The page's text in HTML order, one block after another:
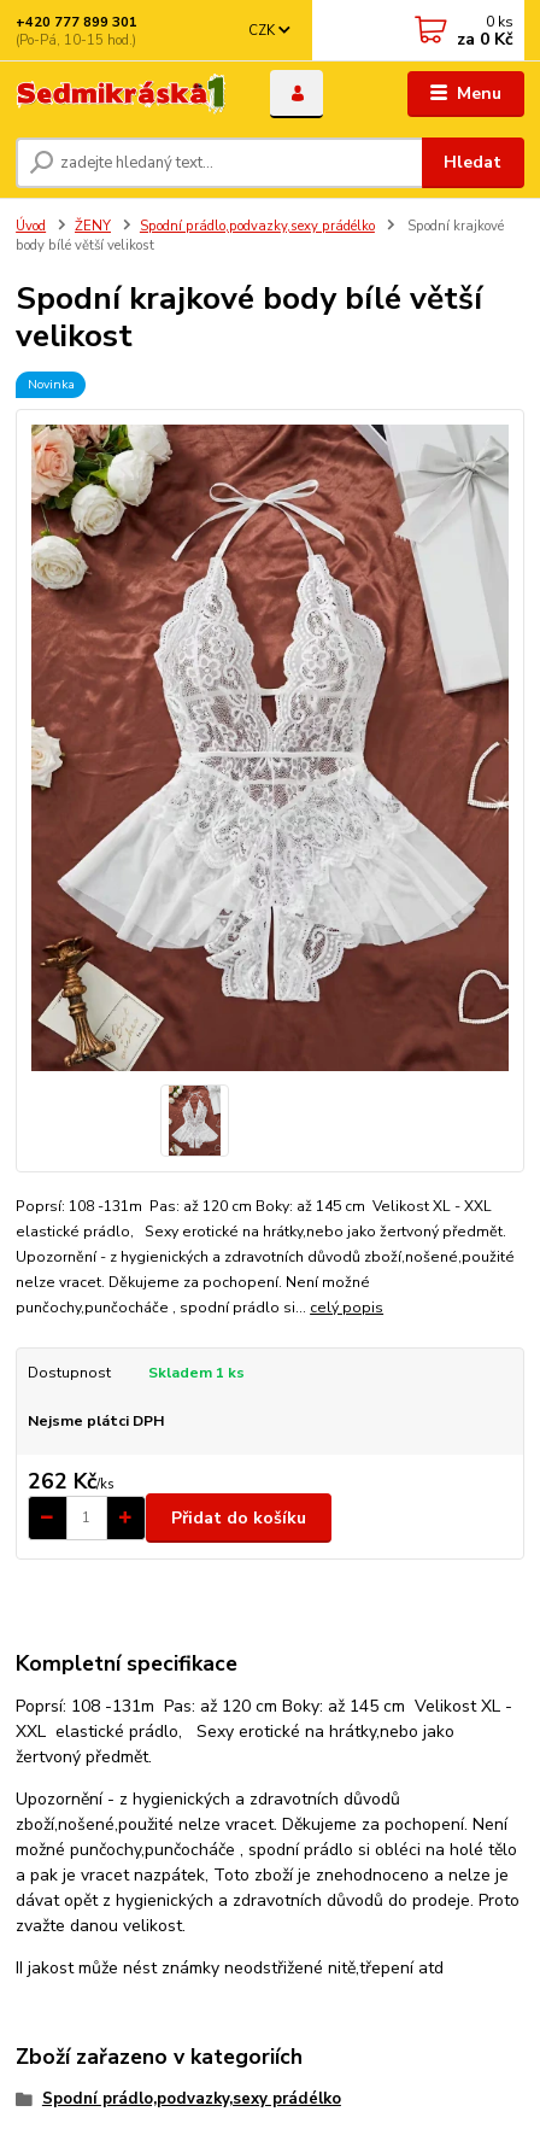
Menu
CZK
Hledat
+420 777 899 301
(Po-Pá, 10-15 hod.)
0 ks
za 0 Kč
Úvod ŽENY Spodní prádlo,podvazky,sexy prádélko
Spodní krajkové
body bílé větší velikost
Spodní krajkové body bílé větší
velikost
Novinka
Poprsí: 108 -131m Pas: až 120 cm Boky: až 145 cm Velikost XL - XXL
elastické prádlo, Sexy erotické na hrátky,nebo jako žertvoný předmět.
Upozornění - z hygienických a zdravotních důvodů zboží,nošené,použité
nelze vracet. Děkujeme za pochopení. Není možné
punčochy,punčocháče , spodní prádlo si... celý popis
Dostupnost Skladem 1 ks
Nejsme plátci DPH
262 Kč/ks
Přidat do košíku
Kompletní specifikace
Poprsí: 108 -131m Pas: až 120 cm Boky: až 145 cmVelikost XL -
XXL elastické prádlo, Sexy erotické na hrátky,nebo jako
žertvoný předmět.
Upozornění - z hygienických a zdravotních důvodů
zboží,nošené,použité nelze vracet. Děkujeme za pochopení. Není
možné punčochy,punčocháče , spodní prádlo si obléci na holé tělo
a pak je vracet nazpátek, Toto zboží je znehodnoceno a nelze je
dávat opět z hygienických a zdravotních důvodů do prodeje. Proto
zvažte danou velikost.
II jakost může nést známky neodstřižené nitě,třepení atd
Zboží zařazeno v kategoriích
Spodní prádlo,podvazky,sexy prádélko